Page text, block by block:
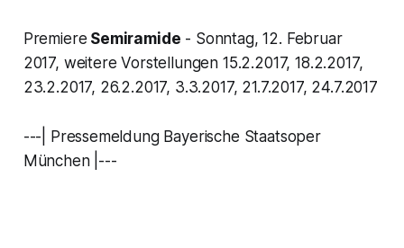
Premiere Semiramide - Sonntag, 12. Februar
2017, weitere Vorstellungen 15.2.2017, 18.2.2017,
23.2.2017, 26.2.2017, 3.3.2017, 21.7.2017, 24.7.2017
---| Pressemeldung Bayerische Staatsoper
München |---